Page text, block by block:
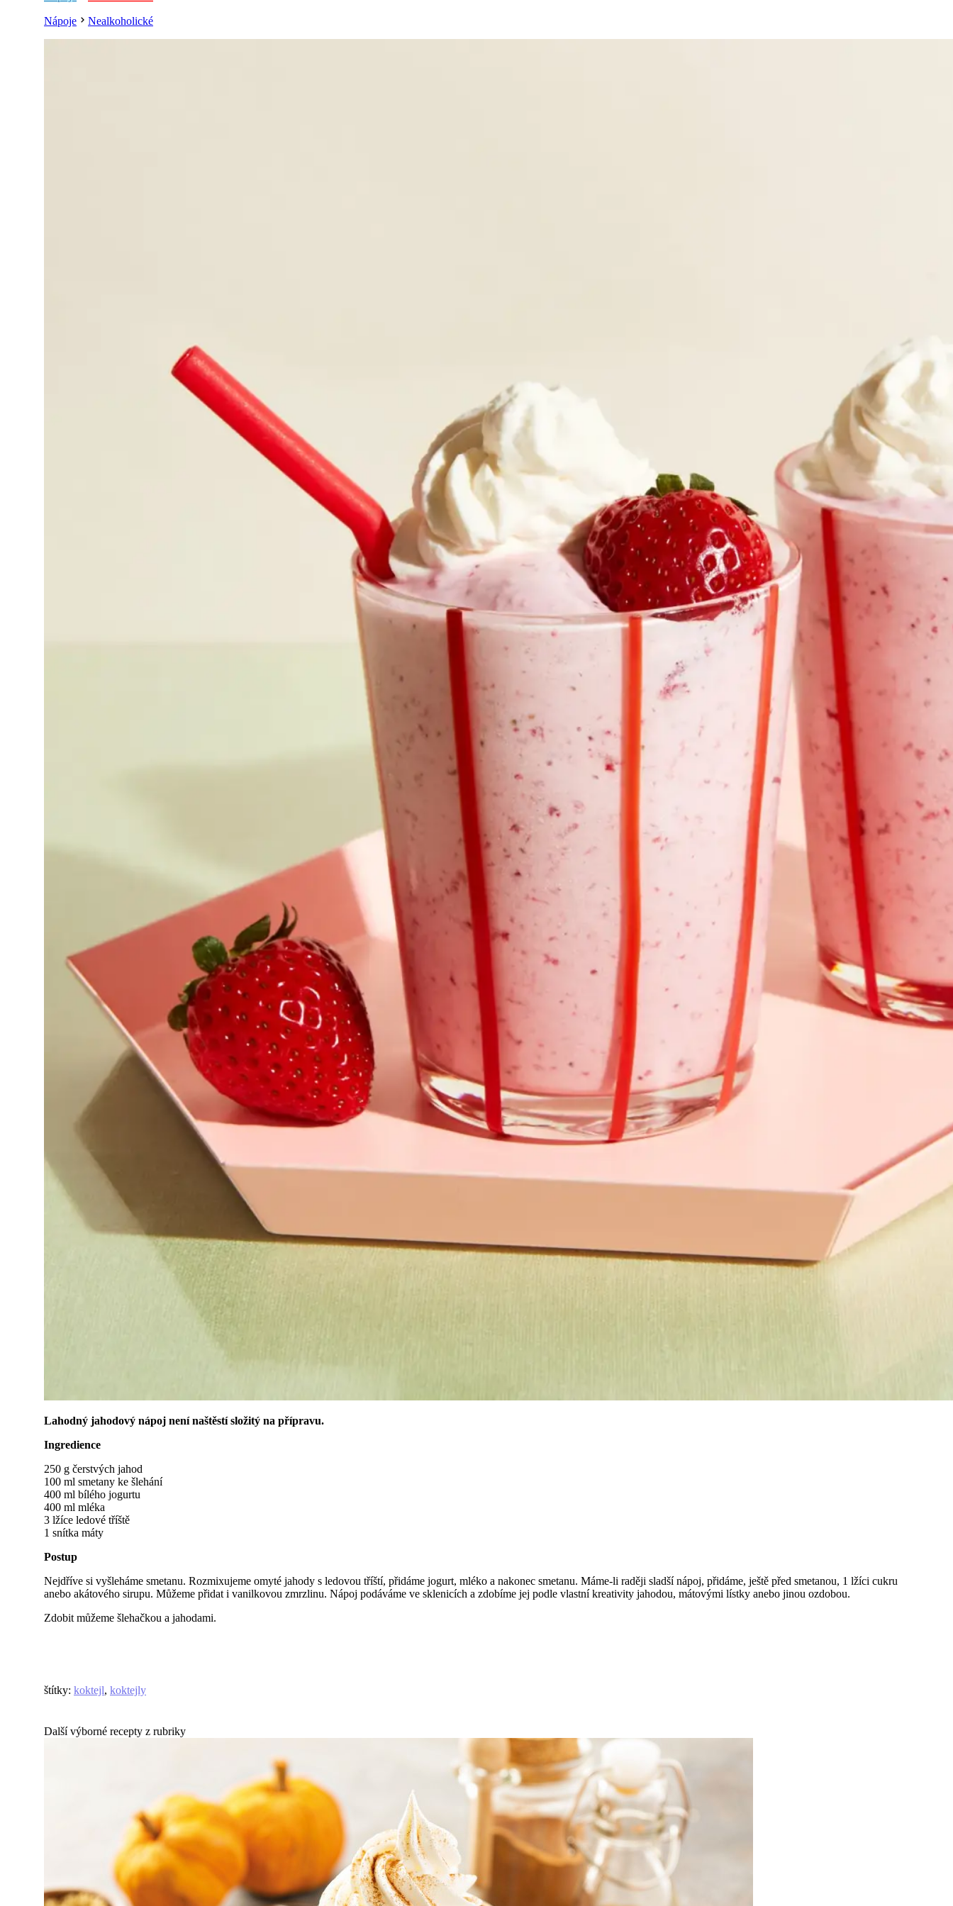
Nápoje Nealkoholické
Lahodný jahodový nápoj není naštěstí složitý na přípravu.
Ingredience
250 g čerstvých jahod
100 ml smetany ke šlehání
400 ml bílého jogurtu
400 ml mléka
3 lžíce ledové tříště
1 snítka máty
Postup
Nejdříve si vyšleháme smetanu. Rozmixujeme omyté jahody s ledovou tříští, přidáme jogurt, mléko a nakonec smetanu. Máme-li raději sladší nápoj, přidáme, ještě před smetanou, 1 lžíci cukru
anebo akátového sirupu. Můžeme přidat i vanilkovou zmrzlinu. Nápoj podáváme ve sklenicích a zdobíme jej podle vlastní kreativity jahodou, mátovými lístky anebo jinou ozdobou.
Zdobit můžeme šlehačkou a jahodami.
štítky: koktejl, koktejly
Další výborné recepty z rubriky